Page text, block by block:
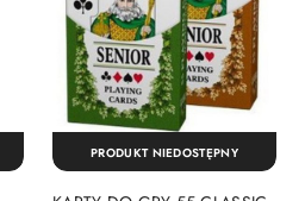
PRODUKT NIEDOSTĘPNY